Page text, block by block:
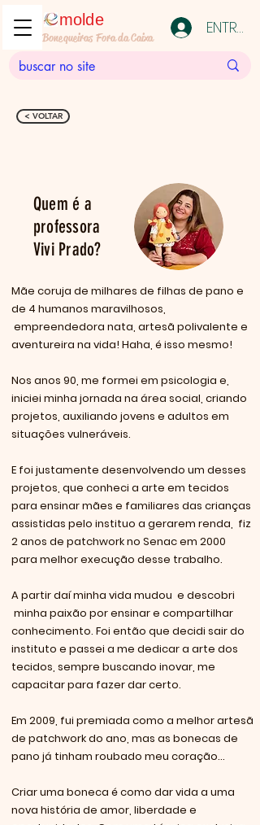
molde
Bonequeiras Fora da Caixa ENTRAR
< VOLTAR
Quem é a
professora
Vivi Prado?
Mãe coruja de milhares de filhas de pano e
de 4 humanos maravilhosos,
empreendedora nata, artesã polivalente e
aventureira na vida! Haha, é isso mesmo!
Nos anos 90, me formei em psicologia e,
iniciei minha jornada na área social, criando
projetos, auxiliando jovens e adultos em
situações vulneráveis.
E foi justamente desenvolvendo um desses
projetos, que conheci a arte em tecidos
para ensinar mães e familiares das crianças
assistidas pelo instituo a gerarem renda, fiz
2 anos de patchwork no Senac em 2000
para melhor execução desse trabalho.
A partir daí minha vida mudou e descobri
minha paixão por ensinar e compartilhar
conhecimento. Foi então que decidi sair do
instituto e passei a me dedicar a arte dos
tecidos, sempre buscando inovar, me
capacitar para fazer dar certo.
Em 2009, fui premiada como a melhor artesã
de patchwork do ano, mas as bonecas de
pano já tinham roubado meu coração...
Criar uma boneca é como dar vida a uma
nova história de amor, liberdade e